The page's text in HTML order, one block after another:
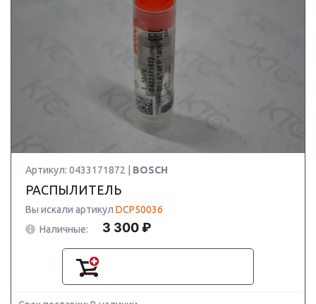
Артикул: 0433171872 | BOSCH
РАСПЫЛИТЕЛЬ
Вы искали артикул DCP50036
Наличные:
3 300 ₽